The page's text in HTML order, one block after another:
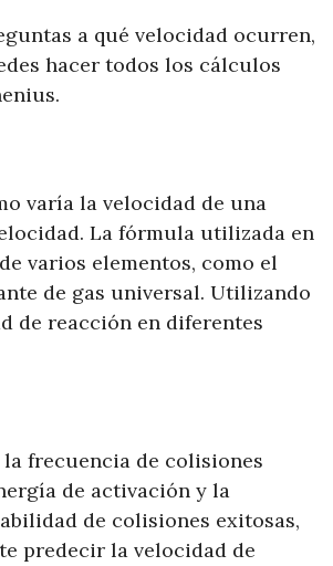
a qué velocidad ocurren,
hacer todos los cálculos
varía la velocidad de una
La fórmula utilizada en
varios elementos, como el
de gas universal. Utilizando
de reacción en diferentes
frecuencia de colisiones
de activación y la
de colisiones exitosas,
predecir la velocidad de